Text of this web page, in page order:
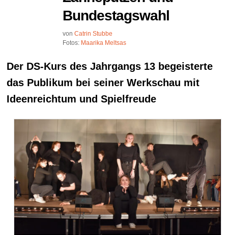
Bundestagswahl
vonCatrin Stubbe
Fotos: Maarika Meltsas
Der DS-Kurs des Jahrgangs 13 begeisterte
das Publikum bei seiner Werkschau mit
Ideenreichtum und Spielfreude